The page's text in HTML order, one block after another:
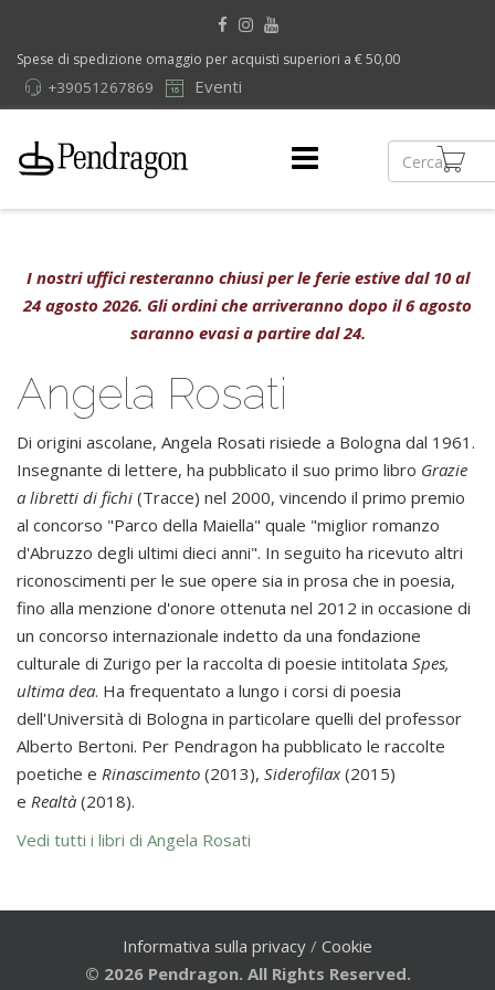
Spese di spedizione omaggio per acquisti superiori a € 50,00
Eventi
+39051267869
I nostri uffici resteranno chiusi per le ferie estive dal 10 al
24 agosto 2026. Gli ordini che arriveranno dopo il 6 agosto
saranno evasi a partire dal 24.
Angela Rosati
Di origini ascolane, Angela Rosati risiede a Bologna dal 1961.
Insegnante di lettere, ha pubblicato il suo primo libro Grazie
a libretti di fichi (Tracce) nel 2000, vincendo il primo premio
al concorso "Parco della Maiella" quale "miglior romanzo
d'Abruzzo degli ultimi dieci anni". In seguito ha ricevuto altri
riconoscimenti per le sue opere sia in prosa che in poesia,
fino alla menzione d'onore ottenuta nel 2012 in occasione di
un concorso internazionale indetto da una fondazione
culturale di Zurigo per la raccolta di poesie intitolata Spes,
ultima dea. Ha frequentato a lungo i corsi di poesia
dell'Università di Bologna in particolare quelli del professor
Alberto Bertoni. Per Pendragon ha pubblicato le raccolte
poetiche e Rinascimento (2013), Siderofilax(2015)
e Realtà (2018).
Vedi tutti i libri di Angela Rosati
Informativa sulla privacy / Cookie
© 2026 Pendragon. All Rights Reserved.